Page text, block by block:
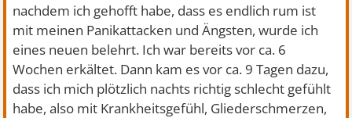
nachdem ich gehofft habe, dass es endlich rum ist
mit meinen Panikattacken und Ängsten, wurde ich
eines neuen belehrt. Ich war bereits vor ca. 6
Wochen erkältet. Dann kam es vor ca. 9 Tagen dazu,
dass ich mich plötzlich nachts richtig schlecht gefühlt
habe, also mit Krankheitsgefühl, Gliederschmerzen,